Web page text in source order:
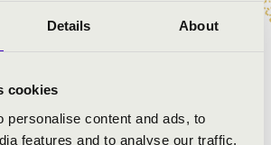
Details About
cookies
personalise content and ads, to
features and to analyse our traffic.